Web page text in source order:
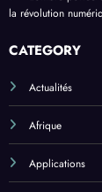
la révolution
CATEGORY
Actualités
Afrique
Applications